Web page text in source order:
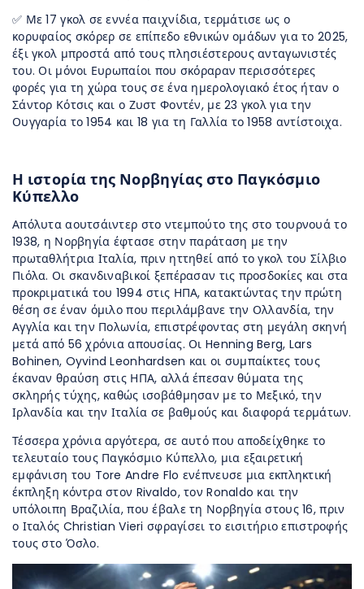
✅ Με 17 γκολ σε εννέα παιχνίδια, τερμάτισε ως ο
κορυφαίος σκόρερ σε επίπεδο εθνικών ομάδων για το 2025,
έξι γκολ μπροστά από τους πλησιέστερους ανταγωνιστές
του. Οι μόνοι Ευρωπαίοι που σκόραραν περισσότερες
φορές για τη χώρα τους σε ένα ημερολογιακό έτος ήταν ο
Σάντορ Κότσις και ο Ζυστ Φοντέν, με 23 γκολ για την
Ουγγαρία το 1954 και 18 για τη Γαλλία το 1958 αντίστοιχα.
Η ιστορία της Νορβηγίας στο Παγκόσμιο
Κύπελλο
Απόλυτα αουτσάιντερ στο ντεμπούτο της στο τουρνουά το
1938, η Νορβηγία έφτασε στην παράταση με την
πρωταθλήτρια Ιταλία, πριν ηττηθεί από το γκολ του Σίλβιο
Πιόλα. Οι σκανδιναβικοί ξεπέρασαν τις προσδοκίες και στα
προκριματικά του 1994 στις ΗΠΑ, κατακτώντας την πρώτη
θέση σε έναν όμιλο που περιλάμβανε την Ολλανδία, την
Αγγλία και την Πολωνία, επιστρέφοντας στη μεγάλη σκηνή
μετά από 56 χρόνια απουσίας. Οι Henning Berg, Lars
Bohinen, Oyvind Leonhardsen και οι συμπαίκτες τους
έκαναν θραύση στις ΗΠΑ, αλλά έπεσαν θύματα της
σκληρής τύχης, καθώς ισοβάθμησαν με το Μεξικό, την
Ιρλανδία και την Ιταλία σε βαθμούς και διαφορά τερμάτων.
Τέσσερα χρόνια αργότερα, σε αυτό που αποδείχθηκε το
τελευταίο τους Παγκόσμιο Κύπελλο, μια εξαιρετική
εμφάνιση του Tore Andre Flo ενέπνευσε μια εκπληκτική
έκπληξη κόντρα στον Rivaldo, τον Ronaldo και την
υπόλοιπη Βραζιλία, που έβαλε τη Νορβηγία στους 16, πριν
ο Ιταλός Christian Vieri σφραγίσει το εισιτήριο επιστροφής
τους στο Όσλο.